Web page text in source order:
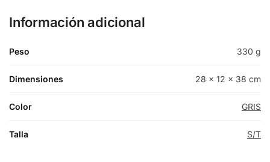
Información adicional
Peso 330 g
Dimensiones 28 × 12 × 38 cm
Color GRIS
Talla S/T